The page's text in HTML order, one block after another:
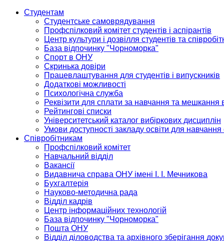
Студентам
Студентське самоврядування
Профспілковий комітет студентів і аспірантів
Центр культури і дозвілля студентів та
База відпочинку "Чорноморка"
Спорт в ОНУ
Скринька довіри
Працевлаштування для студентів і випускників
Додаткові можливості
Психологічна служба
Реквізити для сплати за навчання та мешкання
Рейтингові списки
Університетський каталог вибіркових дисциплін
Умови доступності закладу освіти для
Співробітникам
Профспілковий комітет
Навчальний відділ
Вакансії
Видавнича справа ОНУ імені І. І. Мечникова
Бухгалтерія
Науково-методична рада
Відділ кадрів
Центр інформаційних технологій
База відпочинку "Чорноморка"
Пошта ОНУ
Відділ діловодства та архівного зберігання